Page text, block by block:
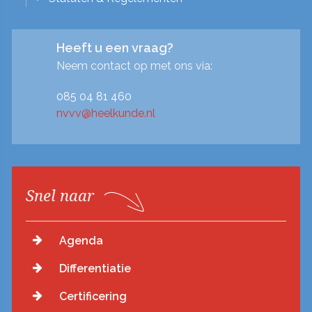
Heeft u een vraag?
Neem contact op met ons via:
085 04 81 460
nvvv@heelkunde.nl
Snel naar
Agenda
Differentiatie
Certificering